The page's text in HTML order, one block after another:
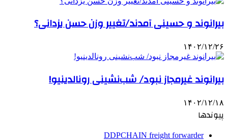
بیرانوند و حسینی آمدند/تغییر وزن حسن یزدانی؟
۱۴۰۲/۱۲/۲۶
بیرانوند غیرمجاز نبود/ شب‌نشینی‌ رونالدینیو!
۱۴۰۲/۱۲/۱۸
پیوندها
DDPCHAIN freight forwarder